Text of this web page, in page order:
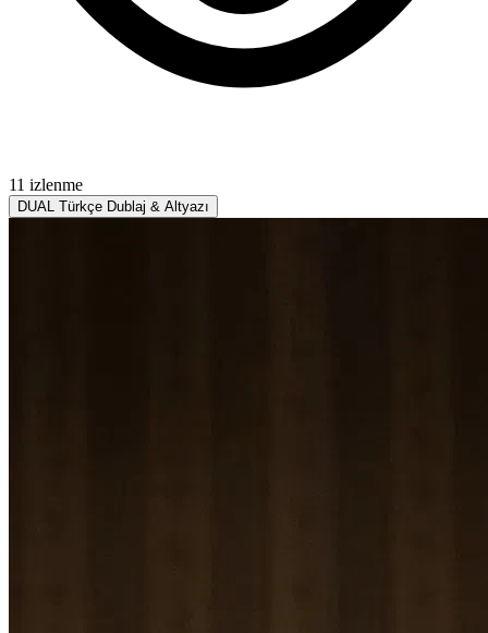
11 izlenme
DUAL Türkçe Dublaj & Altyazı